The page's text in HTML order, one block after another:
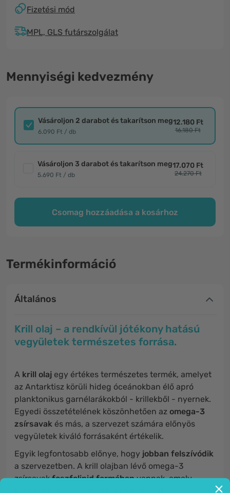
Fizetési mód
MPL, GLS futárszolgálat
Mennyiségi kedvezmény
Vásároljon 2 darabot és takarítson meg
6.090 Ft / db
12.180 Ft
16.180 Ft
Vásároljon 3 darabot és takarítson meg
5.690 Ft / db
17.070 Ft
24.270 Ft
Csomag hozzáadása a kosárhoz
Termékinformáció
Általános
Krill olaj – a rendkívül jótékony hatású
vegyületek természetes forrása.
A krill olaj egy értékes természetes termék, amelyet
az Antarktisz körüli hideg óceánokban élő apró
planktonikus garnélarákokból - krillekből - nyernek.
Egyedi összetételének köszönhetően az omega-3
zsírsavak és más, a szervezet számára előnyös
vegyületek kiváló forrásaként értékelik.
Egyik legfontosabb előnye, hogy jobban felszívódik
a szervezetben. A krill olajban lévő omega-3
zsírsavakfoszfolipid formábanvannak, amely